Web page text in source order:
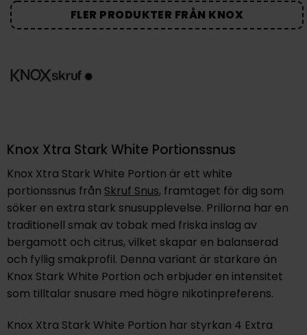
FLER PRODUKTER FRÅN KNOX
Knox Xtra Stark White Portionssnus
Knox Xtra Stark White Portion är ett white
portionssnus från Skruf Snus, framtaget för dig som
söker en extra stark snusupplevelse. Prillorna har en
traditionell smak av tobak med friska inslag av
bergamott och citrus, vilket skapar en balanserad
och fyllig smakprofil. Denna variant är starkare än
Knox Stark White Portion och erbjuder en intensitet
som tilltalar snusare med högre nikotinpreferens.
Knox Xtra Stark White Portion har styrkan 4 Extra